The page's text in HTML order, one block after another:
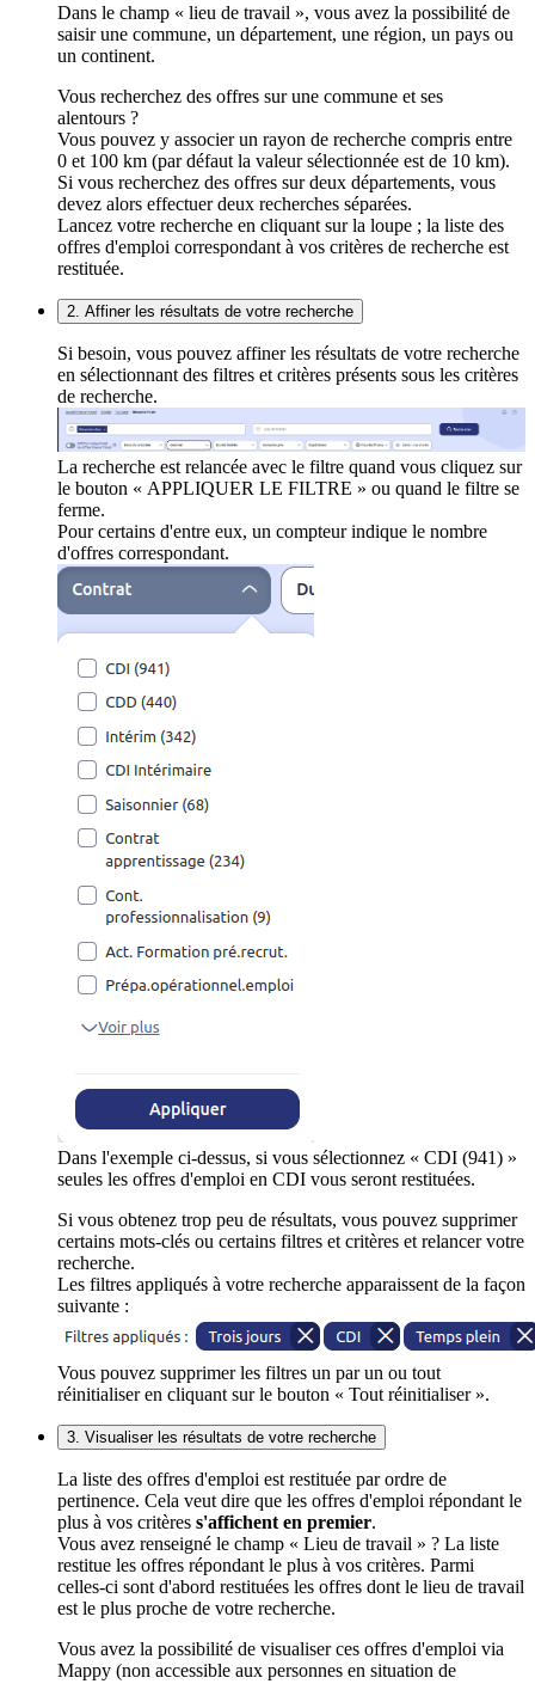
Dans le champ « lieu de travail », vous avez la possibilité de
saisir une commune, un département, une région, un pays ou
un continent.
Vous recherchez des offres sur une commune et ses
alentours ?
Vous pouvez y associer un rayon de recherche compris entre
0 et 100 km (par défaut la valeur sélectionnée est de 10 km).
Si vous recherchez des offres sur deux départements, vous
devez alors effectuer deux recherches séparées.
Lancez votre recherche en cliquant sur la loupe ; la liste des
offres d'emploi correspondant à vos critères de recherche est
restituée.
2. Affiner les résultats de votre recherche
Si besoin, vous pouvez affiner les résultats de votre recherche
en sélectionnant des filtres et critères présents sous les critères
de recherche.
La recherche est relancée avec le filtre quand vous cliquez sur
le bouton « APPLIQUER LE FILTRE » ou quand le filtre se
ferme.
Pour certains d'entre eux, un compteur indique le nombre
d'offres correspondant.
Dans l'exemple ci-dessus, si vous sélectionnez « CDI (941) »
seules les offres d'emploi en CDI vous seront restituées.
Si vous obtenez trop peu de résultats, vous pouvez supprimer
certains mots-clés ou certains filtres et critères et relancer votre
recherche.
Les filtres appliqués à votre recherche apparaissent de la façon
suivante :
Vous pouvez supprimer les filtres un par un ou tout
réinitialiser en cliquant sur le bouton « Tout réinitialiser ».
3. Visualiser les résultats de votre recherche
La liste des offres d'emploi est restituée par ordre de
pertinence. Cela veut dire que les offres d'emploi répondant le
plus à vos critères s'affichent en premier.
Vous avez renseigné le champ « Lieu de travail » ? La liste
restitue les offres répondant le plus à vos critères. Parmi
celles-ci sont d'abord restituées les offres dont le lieu de travail
est le plus proche de votre recherche.
Vous avez la possibilité de visualiser ces offres d'emploi via
Mappy (non accessible aux personnes en situation de